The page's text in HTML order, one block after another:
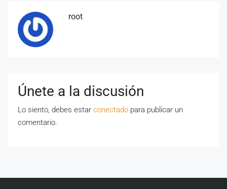
root
Únete a la discusión
Lo siento, debes estar conectado para publicar un
comentario.